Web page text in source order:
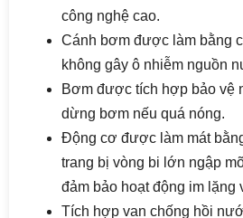
công nghệ cao.
Cánh bơm được làm bằng
không gây ô nhiễm nguồn
Bơm được tích hợp bảo vệ
dừng bơm nếu quá nóng.
Động cơ được làm mát
trang bị vòng bi lớn ngập
đảm bảo hoạt động im lặng
Tích hợp van chống hồi